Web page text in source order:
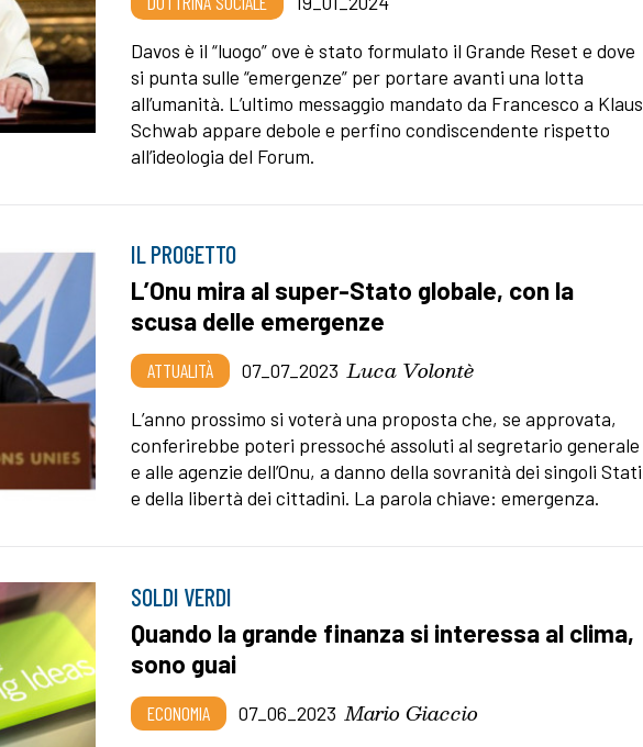
Davos è il “luogo” ove è stato formulato il Grande Reset e dove
si punta sulle “emergenze” per portare avanti una lotta
all’umanità. L’ultimo messaggio mandato da Francesco a Klaus
Schwab appare debole e perfino condiscendente rispetto
all’ideologia del Forum.
IL PROGETTO
L’Onu mira al super-Stato globale, con la
scusa delle emergenze
ATTUALITÀ 07_07_2023 Luca Volontè
L’anno prossimo si voterà una proposta che, se approvata,
conferirebbe poteri pressoché assoluti al segretario generale
e alle agenzie dell’Onu, a danno della sovranità dei singoli Stati
e della libertà dei cittadini. La parola chiave: emergenza.
SOLDI VERDI
Quando la grande finanza si interessa al clima,
sono guai
ECONOMIA 07_06_2023 Mario Giaccio